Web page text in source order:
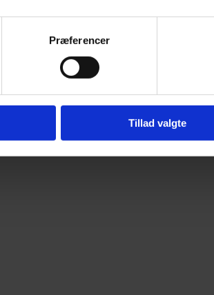
Præferencer
Tillad valgte